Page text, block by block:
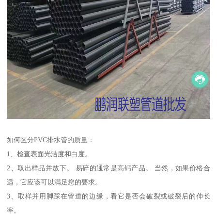
如何区分PVC排水管的质量：
1、检查表面光洁度和白度。
2、取出样品并放下。 易碎的通常是高钙产品。 当然，如果价格合
适，它应该可以满足您的要求。
3、取样并用脚踩在管道的边缘，看它是否会破裂或破裂后的伸长
率。